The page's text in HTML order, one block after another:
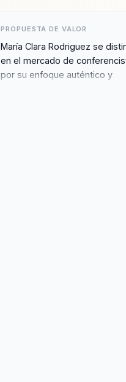
PROPUESTA DE VALOR
María Clara Rodriguez se
en el mercado de
por su enfoque auténtico y